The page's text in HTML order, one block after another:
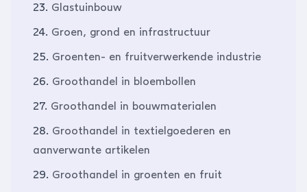
23. Glastuinbouw
24. Groen, grond en infrastructuur
25. Groenten- en fruitverwerkende industrie
26. Groothandel in bloembollen
27. Groothandel in bouwmaterialen
28. Groothandel in textielgoederen en
aanverwante artikelen
29. Groothandel in groenten en fruit